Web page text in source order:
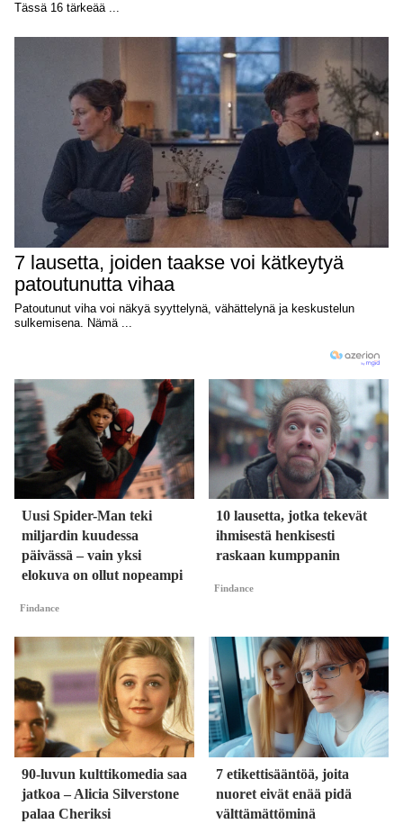
Uusi Spider-Man teki
miljardin kuudessa
päivässä – vain yksi
elokuva on ollut nopeampi
Findance
10 lausetta, jotka tekevät
ihmisestä henkisesti
raskaan kumppanin
Findance
90-luvun kulttikomedia saa
jatkoa – Alicia Silverstone
palaa Cheriksi
7 etikettisääntöä, joita
nuoret eivät enää pidä
välttämättöminä